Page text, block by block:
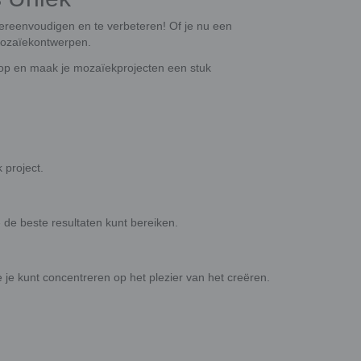
en te verbeteren! Of je nu een
en maak je mozaïekprojecten een stuk
project.
beste resultaten kunt bereiken.
kunt concentreren op het plezier van het creëren.